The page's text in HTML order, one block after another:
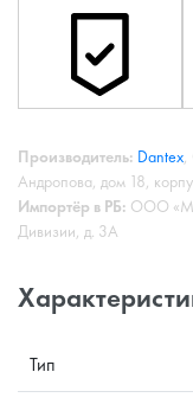
Производитель: Dantex,
Андропова, дом 18,
Импортёр в РБ: ООО
Дивизии, д. 3А
Тип